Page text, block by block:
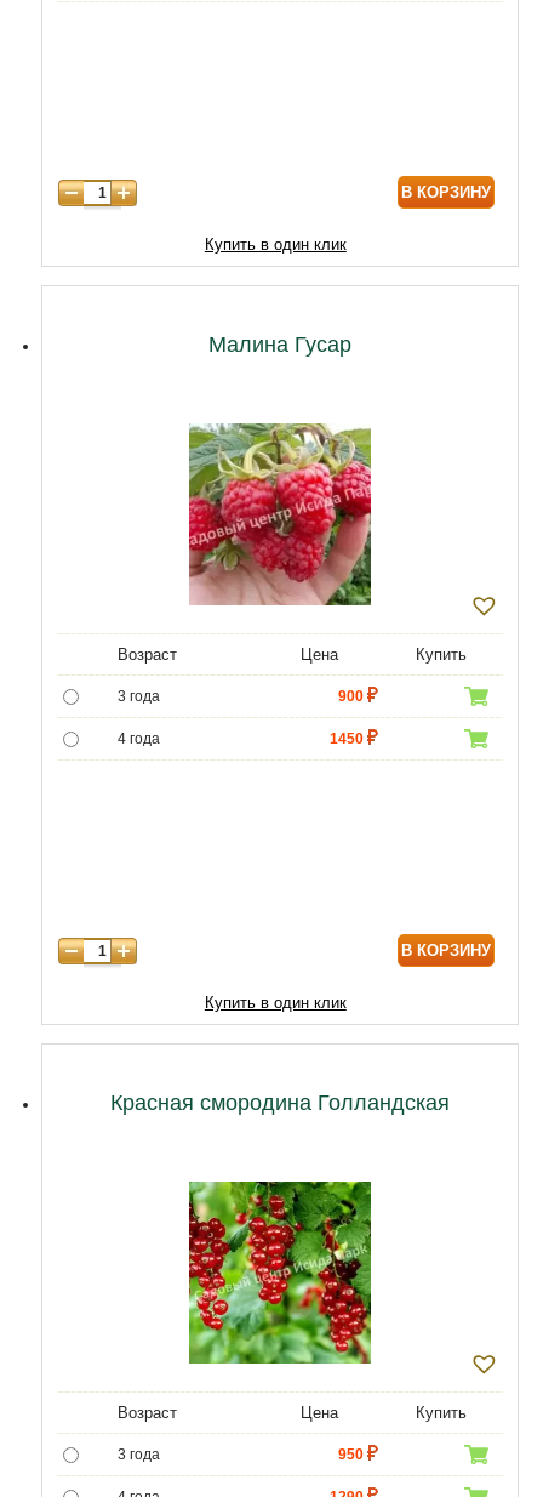
В КОРЗИНУ
Купить в один клик
Малина Гусар
Возраст Цена Купить
3 года 900
4 года 1450
В КОРЗИНУ
Купить в один клик
Красная смородина Голландская
Возраст Цена Купить
3 года 950